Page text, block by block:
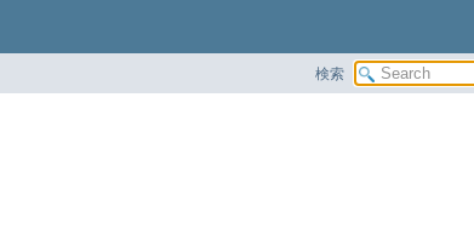
検索